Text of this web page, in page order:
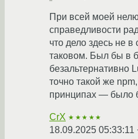
При всей моей
справедливости
что дело здесь не
таковом. Был бы в
безальтернативно
точно такой же
принципах — было
CrX ★★★★★
18.09.2025 05:33:11